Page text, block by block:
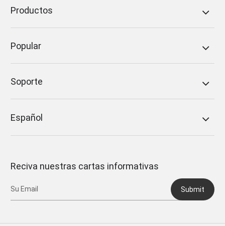
Productos
Popular
Soporte
Español
Reciva nuestras cartas informativas
Submit